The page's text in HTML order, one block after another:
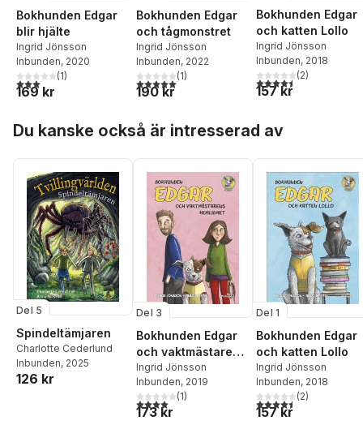
Bokhunden Edgar
blir hjälte
Ingrid Jönsson
Inbunden, 2020
3,0utav 5 stjärnor. Totalt antal röster:
(1)
169 kr
Bokhunden Edgar
och tågmonstret
Ingrid Jönsson
Inbunden, 2022
5,0utav 5 stjärnor. Totalt antal röster:
(1)
190 kr
Bokhunden Edgar
och katten Lollo
Ingrid Jönsson
Inbunden, 2018
4,5utav 5 stjärnor.
(2)
157 kr
Du kanske också är intresserad av
Del 5
Spindeltämjaren
Charlotte Cederlund
Inbunden, 2025
126 kr
Del 3
Bokhunden Edgar
och vaktmästarens
hemlighet
Ingrid Jönsson
Inbunden, 2019
4,0utav 5 stjärnor. Totalt antal röster:
(1)
173 kr
Del 1
Bokhunden Edgar
och katten Lollo
Ingrid Jönsson
Inbunden, 2018
4,5utav 5 stjärnor.
(2)
157 kr